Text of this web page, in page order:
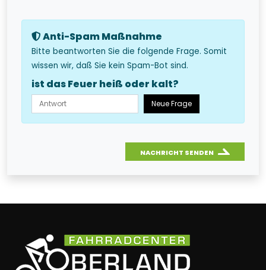
Anti-Spam Maßnahme
Bitte beantworten Sie die folgende Frage. Somit
wissen wir, daß Sie kein Spam-Bot sind.
ist das Feuer heiß oder kalt?
Neue Frage
NACHRICHT SENDEN